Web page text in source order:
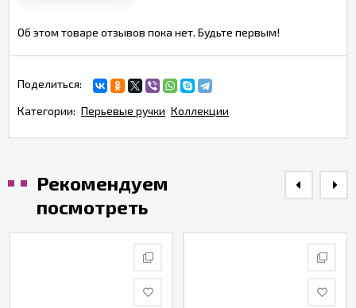
Об этом товаре отзывов пока нет. Будьте первым!
Поделиться:
Категории: Перьевые ручки Коллекции
Рекомендуем
посмотреть